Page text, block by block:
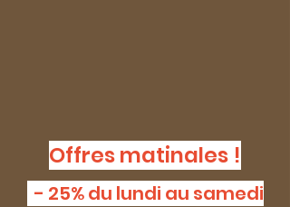
Offres matinales !
- 25% du lundi au samedi